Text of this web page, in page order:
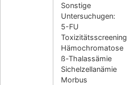
Sonstige
Untersuchugen:
5-FU
Toxizitätsscreening
Hämochromatose
ß-Thalassämie
Sichelzellanämie
Morbus